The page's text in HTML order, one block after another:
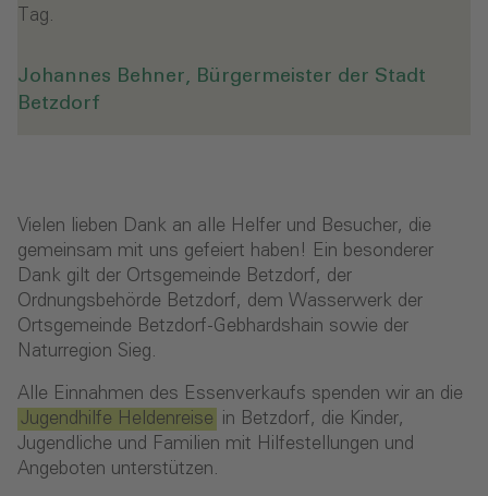
Tag.
Johannes Behner, Bürgermeister der Stadt
Betzdorf
Vielen lieben Dank an alle Helfer und Besucher, die
gemeinsam mit uns gefeiert haben! Ein besonderer
Dank gilt der Ortsgemeinde Betzdorf, der
Ordnungsbehörde Betzdorf, dem Wasserwerk der
Ortsgemeinde Betzdorf-Gebhardshain sowie der
Naturregion Sieg.
Alle Einnahmen des Essenverkaufs spenden wir an die
Jugendhilfe Heldenreise in Betzdorf, die Kinder,
Jugendliche und Familien mit Hilfestellungen und
Angeboten unterstützen.